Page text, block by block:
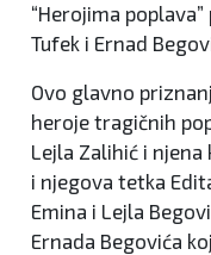
“Herojima
Tufek i Ernad
Ovo glavno
heroje tragičnih
Lejla Zalihić i njena
i njegova tetka
Emina i Lejla
Ernada Begovića